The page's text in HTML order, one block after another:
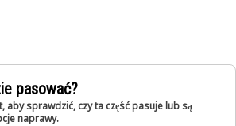
pasować?
aby sprawdzić, czy ta część pasuje lub są
naprawy.